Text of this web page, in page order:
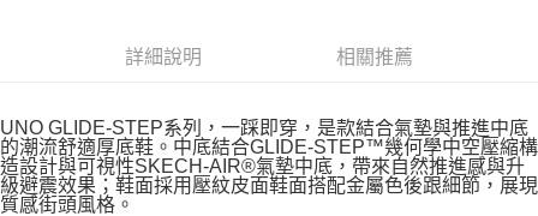
詳細說明 相關推薦
UNO GLIDE-STEP系列，一踩即穿，是款結合氣墊與推進中底
的潮流舒適厚底鞋。中底結合GLIDE-STEP™幾何學中空壓縮構
造設計與可視性SKECH-AIR®氣墊中底，帶來自然推進感與升
級避震效果；鞋面採用壓紋皮面鞋面搭配金屬色後跟細節，展現
質感街頭風格。